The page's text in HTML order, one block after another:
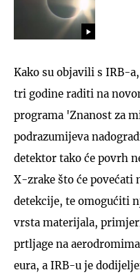
Kako su objavili s IRB-a,
tri godine raditi na
programa 'Znanost za
podrazumijeva
detektor tako će povrh
X-zrake što će
detekcije, te omogućiti
vrsta materijala,
prtljage na
eura, a IRB-u je